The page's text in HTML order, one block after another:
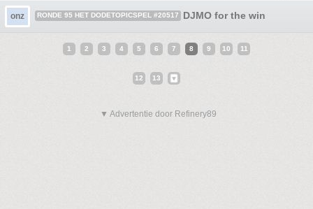
onz RONDE 95 HET DODETOPICSPEL #20517 DJMO for the win
1 2 3 4 5 6 7 8 9 10 11
12 13
▼ Advertentie door Refinery89